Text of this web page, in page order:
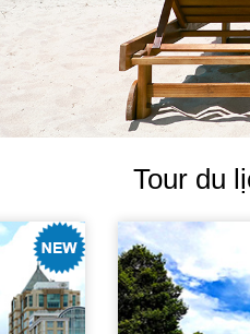
Tour du